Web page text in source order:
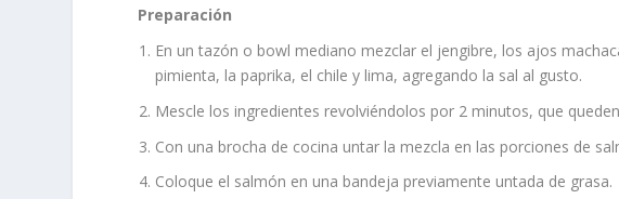
Preparación
En un tazón o bowl mediano mezclar el jengibre, los ajos
pimienta, la paprika, el chile y lima, agregando la sal al gusto.
Mescle los ingredientes revolviéndolos por 2 minutos, que
Con una brocha de cocina untar la mezcla en las porciones de
Coloque el salmón en una bandeja previamente untada de grasa.